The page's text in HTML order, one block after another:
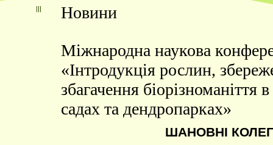
Новини
Міжнародна наукова
«Інтродукція рослин,
збагачення біорізноманіття
садах та дендропарках»
ШАНОВНІ